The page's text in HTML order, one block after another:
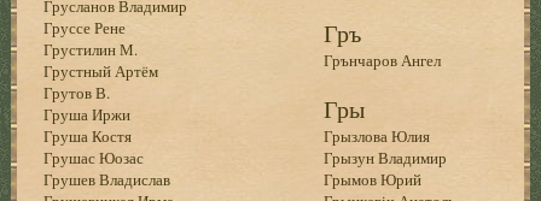
Грусланов Владимир
Груссе Рене
Грустилин М.
Грустный Артём
Грутов В.
Груша Иржи
Груша Костя
Грушас Юозас
Грушев Владислав
Гръ
Грънчаров Ангел
Гры
Грызлова Юлия
Грызун Владимир
Грымов Юрий